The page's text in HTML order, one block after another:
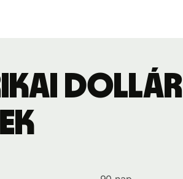
dollár